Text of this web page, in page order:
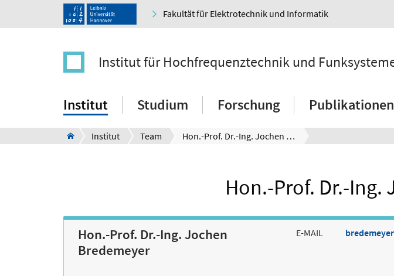
Fakultät für Elektrotechnik und Informatik
Institut für Hochfrequenztechnik und
Institut Studium Forschung Publikationen
Institut Team Hon.-Prof. Dr.-Ing. Jochen Bredemeyer
Hon.-Prof. Dr.-Ing.
Hon.-Prof. Dr.-Ing. Jochen
Bredemeyer
E-MAIL bredemeyer